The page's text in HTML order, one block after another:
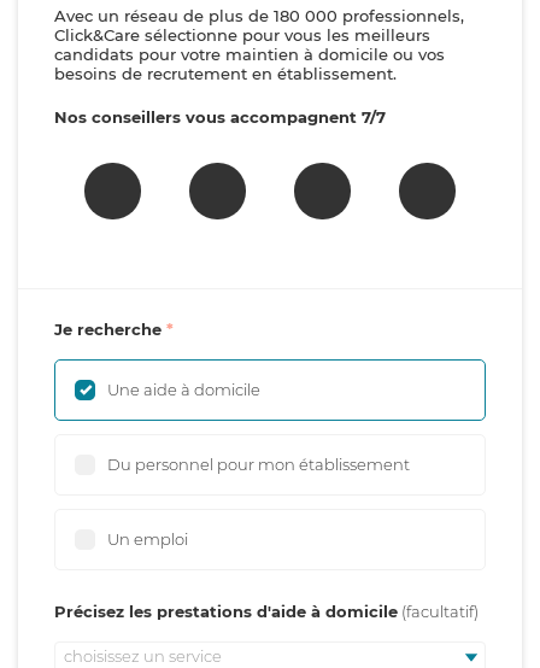
Avec un réseau de plus de 180 000 professionnels,
Click&Care sélectionne pour vous les meilleurs
candidats pour votre maintien à domicile ou vos
besoins de recrutement en établissement.
Nos conseillers vous accompagnent 7/7
Je recherche
Une aide à domicile
Du personnel pour mon établissement
Un emploi
Précisez les prestations d'aide à domicile
choisissez un service